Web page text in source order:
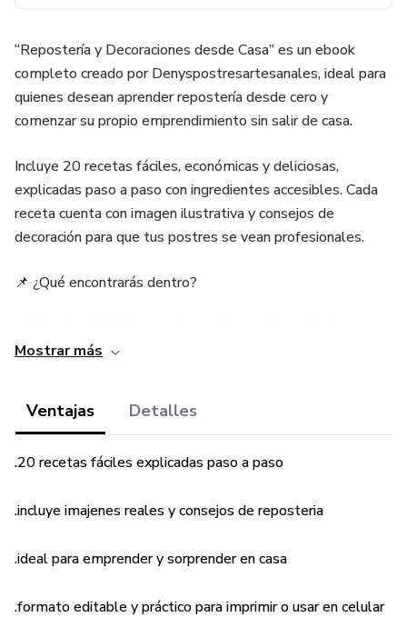
“Repostería y Decoraciones desde Casa” es un ebook
completo creado por Denyspostresartesanales, ideal para
quienes desean aprender repostería desde cero y
comenzar su propio emprendimiento sin salir de casa.
Incluye 20 recetas fáciles, económicas y deliciosas,
explicadas paso a paso con ingredientes accesibles. Cada
receta cuenta con imagen ilustrativa y consejos de
decoración para que tus postres se vean profesionales.
📌 ¿Qué encontrarás dentro?
aprendiendo
✅ Guía de utensilios y materiales esenciales para empezar
Este ebook no solo te enseña a preparar postres, también
que amas hacer. Ya sea para uso personal o para iniciar un
Mostrar más
Ventajas Detalles
.20 recetas fáciles explicadas paso a paso
.incluye imajenes reales y consejos de reposteria
.ideal para emprender y sorprender en casa
.formato editable y práctico para imprimir o usar en celular